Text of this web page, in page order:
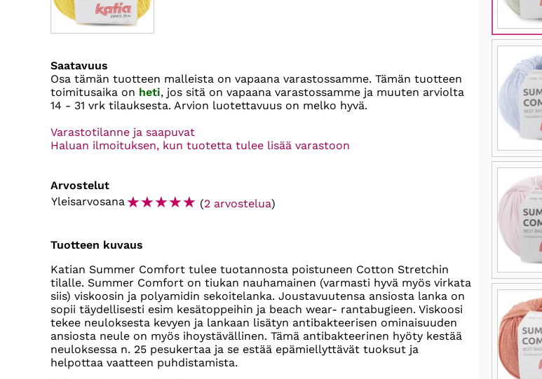
Saatavuus
Osa tämän tuotteen malleista on vapaana varastossamme. Tämän tuotteen
toimitusaika on heti, jos sitä on vapaana varastossamme ja muuten arviolta
14 - 31 vrk tilauksesta. Arvion luotettavuus on melko hyvä.
Varastotilanne ja saapuvat
Haluan ilmoituksen, kun tuotetta tulee lisää varastoon
Arvostelut
Yleisarvosana☆☆☆☆☆ (2 arvostelua)
Tuotteen kuvaus
Katian Summer Comfort tulee tuotannosta poistuneen Cotton Stretchin
tilalle. Summer Comfort on tiukan nauhamainen (varmasti hyvä myös virkata
siis) viskoosin ja polyamidin sekoitelanka. Joustavuutensa ansiosta lanka on
sopii täydellisesti esim kesätoppeihin ja beach wear- rantabugieen. Viskoosi
tekee neuloksesta kevyen ja lankaan lisätyn antibakteerisen ominaisuuden
ansiosta neule on myös ihoystävällinen. Tämä antibakteerinen hyöty kestää
neuloksessa n. 25 pesukertaa ja se estää epämiellyttävät tuoksut ja
helpottaa vaatteen puhdistamista.